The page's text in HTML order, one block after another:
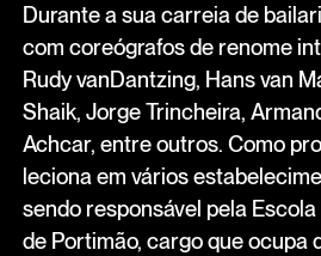
Durante a sua carreia de
com coreógrafos de renome
Rudy vanDantzing, Hans van
Shaik, Jorge Trincheira,
Achcar, entre outros. Como
leciona em vários
sendo responsável pela
de Portimão, cargo que ocupa